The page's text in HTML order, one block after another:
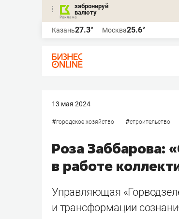
забронируй
валюту
Казань27.3° Москва25.6°
13 мая 2024
#городское хозяйство #строительство
Роза Заббарова:
в работе
Управляющая
и трансформации